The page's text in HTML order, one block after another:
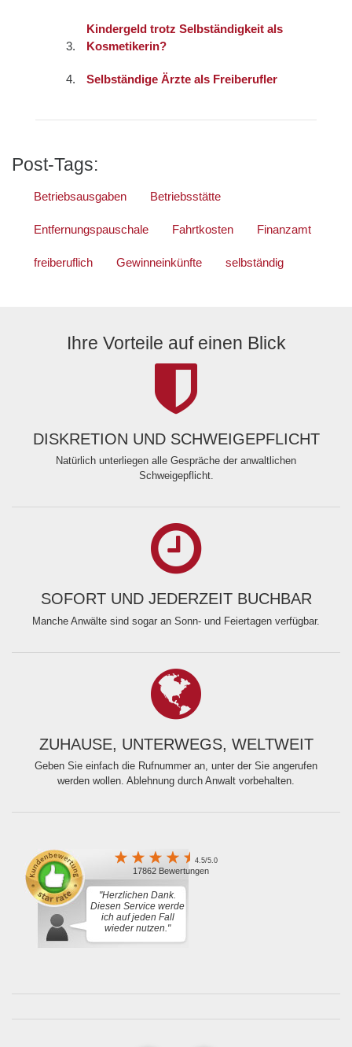
Kindergeld trotz Selbständigkeit als
Kosmetikerin?
Selbständige Ärzte als Freiberufler
Post-Tags:
Betriebsausgaben Betriebsstätte
Entfernungspauschale Fahrtkosten Finanzamt
freiberuflich Gewinneinkünfte selbständig
Ihre Vorteile auf einen Blick
DISKRETION UND SCHWEIGEPFLICHT
Natürlich unterliegen alle Gespräche der anwaltlichen
Schweigepflicht.
SOFORT UND JEDERZEIT BUCHBAR
Manche Anwälte sind sogar an Sonn- und Feiertagen verfügbar.
ZUHAUSE, UNTERWEGS, WELTWEIT
Geben Sie einfach die Rufnummer an, unter der Sie angerufen
werden wollen. Ablehnung durch Anwalt vorbehalten.
4.5/5.0
17862 Bewertungen
"Herzlichen Dank.
Diesen Service werde
ich auf jeden Fall
wieder nutzen."